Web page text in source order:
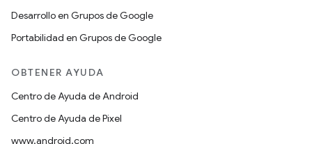
Desarrollo en Grupos de Google
Portabilidad en Grupos de Google
OBTENER AYUDA
Centro de Ayuda de Android
Centro de Ayuda de Pixel
www.android.com